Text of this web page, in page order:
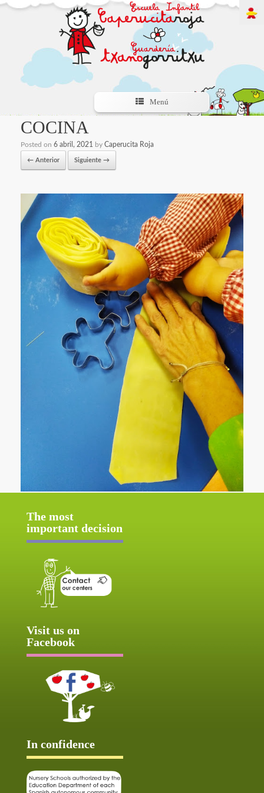
Menú
COCINA
Posted on 6 abril, 2021 by Caperucita Roja
← Anterior Siguiente →
The most
important decision
Visit us on
Facebook
In confidence